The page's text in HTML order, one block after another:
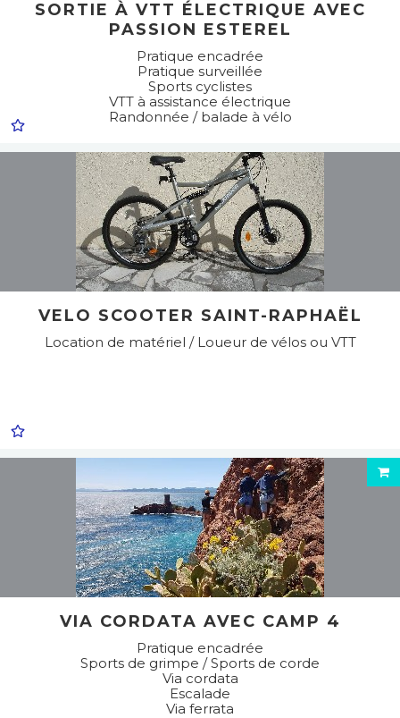
SORTIE À VTT ÉLECTRIQUE AVEC
PASSION ESTEREL
Pratique encadrée
Pratique surveillée
Sports cyclistes
VTT à assistance électrique
Randonnée / balade à vélo
VELO SCOOTER SAINT-RAPHAËL
Location de matériel / Loueur de vélos ou VTT
VIA CORDATA AVEC CAMP 4
Pratique encadrée
Sports de grimpe / Sports de corde
Via cordata
Escalade
Via ferrata